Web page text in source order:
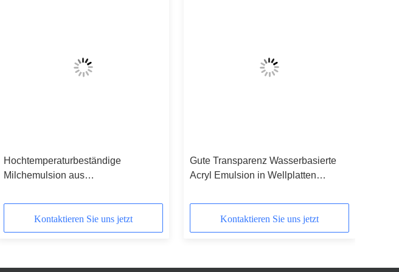
Hochtemperaturbeständige
Milchemulsion aus
Kunststoffgravur
Kontaktieren Sie uns jetzt
Gute Transparenz Wasserbasierte
Acryl Emulsion in Wellplatten
Kontaktieren Sie uns jetzt